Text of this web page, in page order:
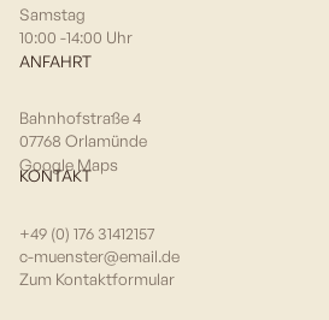
Samstag
10:00 -14:00 Uhr
ANFAHRT
Bahnhofstraße 4
07768 Orlamünde
Google Maps
KONTAKT
+49 (0) 176 31412157
c-muenster@email.de
Zum Kontaktformular